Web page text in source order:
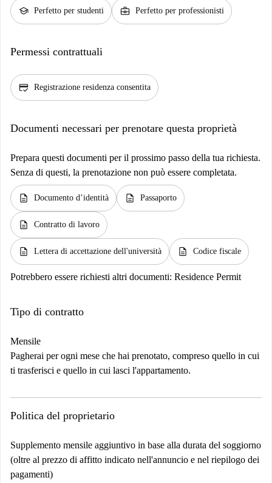
school Perfetto per studenti business_center Perfetto per professionisti
Permessi contrattuali
credit_score Registrazione residenza consentita
Documenti necessari per prenotare questa proprietà
Prepara questi documenti per il prossimo passo della tua richiesta.
Senza di questi, la prenotazione non può essere completata.
description Documento d’identità description Passaporto
description Contratto di lavoro
description Lettera di accettazione dell'università description Codice fiscale
Potrebbero essere richiesti altri documenti: Residence Permit
Tipo di contratto
Mensile
Pagherai per ogni mese che hai prenotato, compreso quello in cui
ti trasferisci e quello in cui lasci l'appartamento.
Politica del proprietario
Supplemento mensile aggiuntivo in base alla durata del soggiorno
(oltre al prezzo di affitto indicato nell'annuncio e nel riepilogo dei
pagamenti)